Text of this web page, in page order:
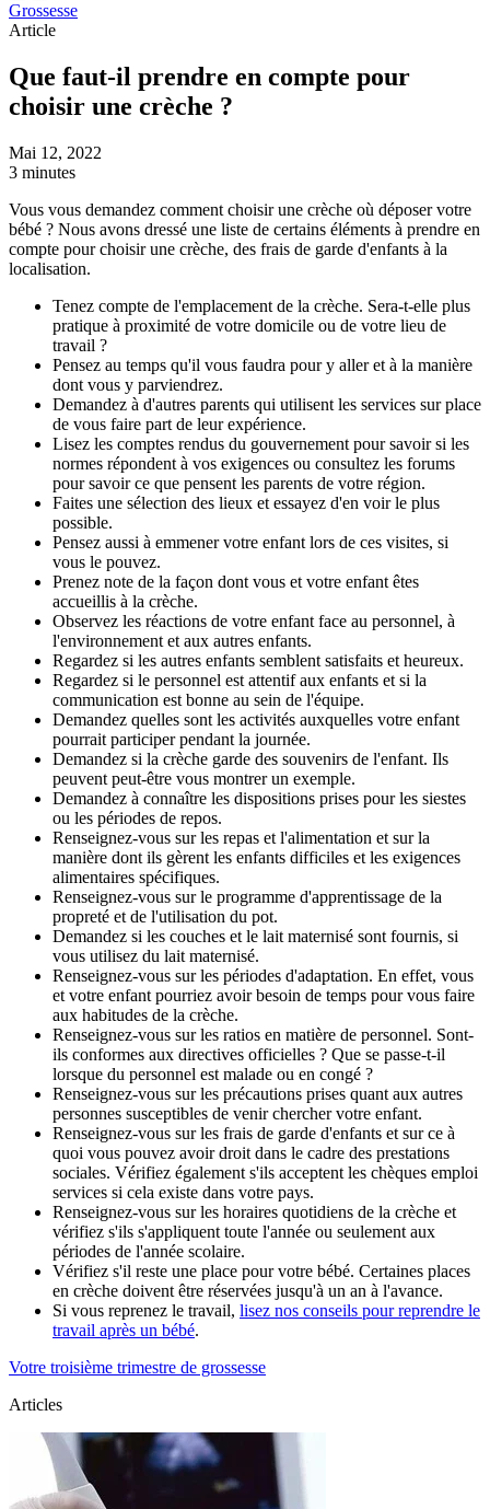
Grossesse
Article
Que faut-il prendre en compte pour
choisir une crèche ?
Mai 12, 2022
3 minutes
Vous vous demandez comment choisir une crèche où déposer votre
bébé ? Nous avons dressé une liste de certains éléments à prendre en
compte pour choisir une crèche, des frais de garde d'enfants à la
localisation.
Tenez compte de l'emplacement de la crèche. Sera-t-elle plus
pratique à proximité de votre domicile ou de votre lieu de
travail ?
Pensez au temps qu'il vous faudra pour y aller et à la manière
dont vous y parviendrez.
Demandez à d'autres parents qui utilisent les services sur place
de vous faire part de leur expérience.
Lisez les comptes rendus du gouvernement pour savoir si les
normes répondent à vos exigences ou consultez les forums
pour savoir ce que pensent les parents de votre région.
Faites une sélection des lieux et essayez d'en voir le plus
possible.
Pensez aussi à emmener votre enfant lors de ces visites, si
vous le pouvez.
Prenez note de la façon dont vous et votre enfant êtes
accueillis à la crèche.
Observez les réactions de votre enfant face au personnel, à
l'environnement et aux autres enfants.
Regardez si les autres enfants semblent satisfaits et heureux.
Regardez si le personnel est attentif aux enfants et si la
communication est bonne au sein de l'équipe.
Demandez quelles sont les activités auxquelles votre enfant
pourrait participer pendant la journée.
Demandez si la crèche garde des souvenirs de l'enfant. Ils
peuvent peut-être vous montrer un exemple.
Demandez à connaître les dispositions prises pour les siestes
ou les périodes de repos.
Renseignez-vous sur les repas et l'alimentation et sur la
manière dont ils gèrent les enfants difficiles et les exigences
alimentaires spécifiques.
Renseignez-vous sur le programme d'apprentissage de la
propreté et de l'utilisation du pot.
Demandez si les couches et le lait maternisé sont fournis, si
vous utilisez du lait maternisé.
Renseignez-vous sur les périodes d'adaptation. En effet, vous
et votre enfant pourriez avoir besoin de temps pour vous faire
aux habitudes de la crèche.
Renseignez-vous sur les ratios en matière de personnel. Sont-
ils conformes aux directives officielles ? Que se passe-t-il
lorsque du personnel est malade ou en congé ?
Renseignez-vous sur les précautions prises quant aux autres
personnes susceptibles de venir chercher votre enfant.
Renseignez-vous sur les frais de garde d'enfants et sur ce à
quoi vous pouvez avoir droit dans le cadre des prestations
sociales. Vérifiez également s'ils acceptent les chèques emploi
services si cela existe dans votre pays.
Renseignez-vous sur les horaires quotidiens de la crèche et
vérifiez s'ils s'appliquent toute l'année ou seulement aux
périodes de l'année scolaire.
Vérifiez s'il reste une place pour votre bébé. Certaines places
en crèche doivent être réservées jusqu'à un an à l'avance.
Si vous reprenez le travail, lisez nos conseils pour reprendre le
travail après un bébé.
Votre troisième trimestre de grossesse
Articles